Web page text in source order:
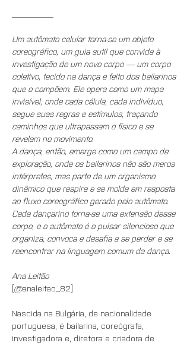
Um autômato celular torna-se um objeto
coreográfico, um guia sutil que convida à
investigação de um novo corpo — um corpo
coletivo, tecido na dança e feito dos bailarinos
que o compõem. Ele opera como um mapa
invisível, onde cada célula, cada indivíduo,
segue suas regras e estímulos, traçando
caminhos que ultrapassam o físico e se
revelam no movimento.
A dança, então, emerge como um campo de
exploração, onde os bailarinos não são meros
intérpretes, mas parte de um organismo
dinâmico que respira e se molda em resposta
ao fluxo coreográfico gerado pelo autômato.
Cada dançarino torna-se uma extensão desse
corpo, e o autômato é o pulsar silencioso que
organiza, convoca e desafia a se perder e se
reencontrar na linguagem comum da dança.
Ana Leitão
[@analeitao_82]
Nascida na Bulgária, de nacionalidade
portuguesa, é bailarina, coreógrafa,
investigadora e, diretora e criadora de